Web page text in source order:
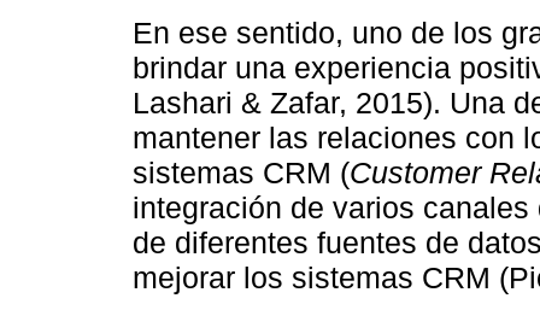
En ese sentido, uno de los
brindar una experiencia
Lashari & Zafar, 2015). Una
mantener las relaciones con
sistemas CRM (Customer
integración de varios
de diferentes fuentes de
mejorar los sistemas CRM